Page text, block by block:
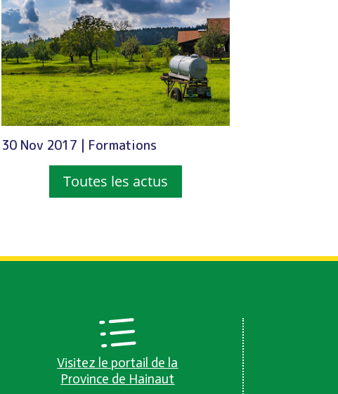
30 Nov 2017 | Formations
Toutes les actus
Visitez le portail de la
Province de Hainaut